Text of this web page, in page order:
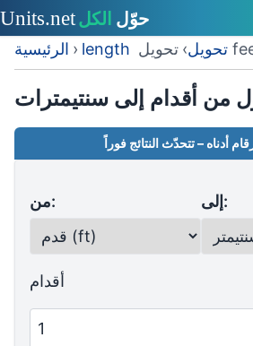
الرئيسية › length تحويل›
من أقدام إلى سنتيمترات
أدناه – تتحدّث النتائج فوراً
من: إلى:
أقدام